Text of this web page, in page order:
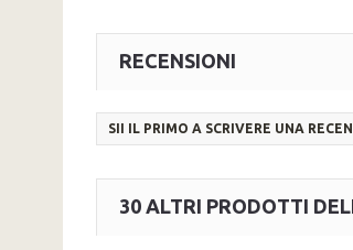
RECENSIONI
SII IL PRIMO A SCRIVERE UNA
30 ALTRI PRODOTTI